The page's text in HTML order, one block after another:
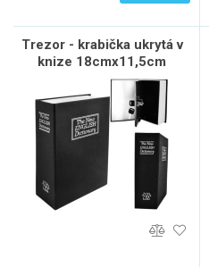
Trezor - krabička ukrytá v
knize 18cmx11,5cm